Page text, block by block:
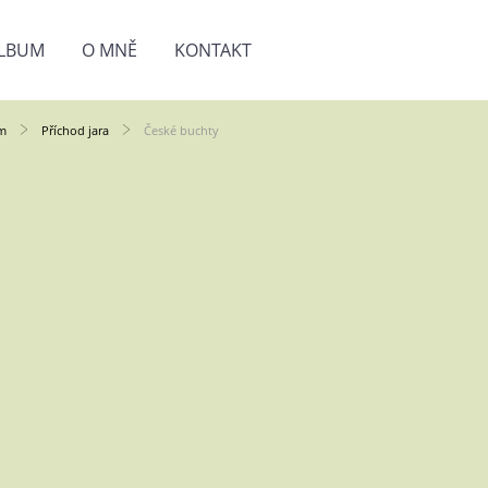
O MNĚ KONTAKT
Příchod jara České buchty